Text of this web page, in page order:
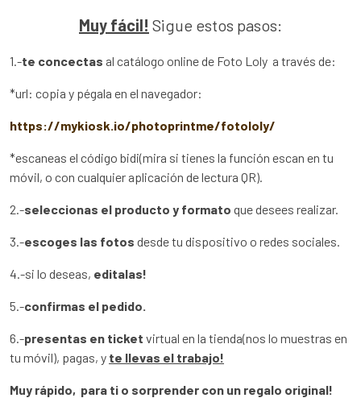
Muy fácil! Sigue estos pasos:
1.-te concectas al catálogo online de Foto Loly a través de:
*url: copia y pégala en el navegador:
https://mykiosk.io/photoprintme/fotololy/
*escaneas el código bidi(mira si tienes la función escan en tu
móvil, o con cualquier aplicación de lectura QR).
2.-seleccionas el producto y formato que desees realizar.
3.-escoges las fotos desde tu dispositivo o redes sociales.
4.-si lo deseas, editalas!
5.-confirmas el pedido.
6.-presentas en ticket virtual en la tienda(nos lo muestras en
tu móvil), pagas, y te llevas el trabajo!
Muy rápido, para ti o sorprender con un regalo original!